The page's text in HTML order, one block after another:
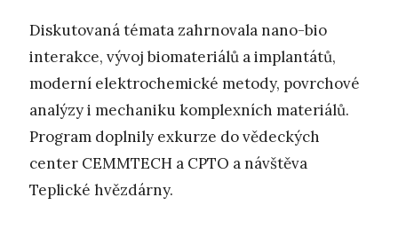
Diskutovaná témata zahrnovala nano-bio
interakce, vývoj biomateriálů a implantátů,
moderní elektrochemické metody, povrchové
analýzy i mechaniku komplexních materiálů.
Program doplnily exkurze do vědeckých
center CEMMTECH a CPTO a návštěva
Teplické hvězdárny.